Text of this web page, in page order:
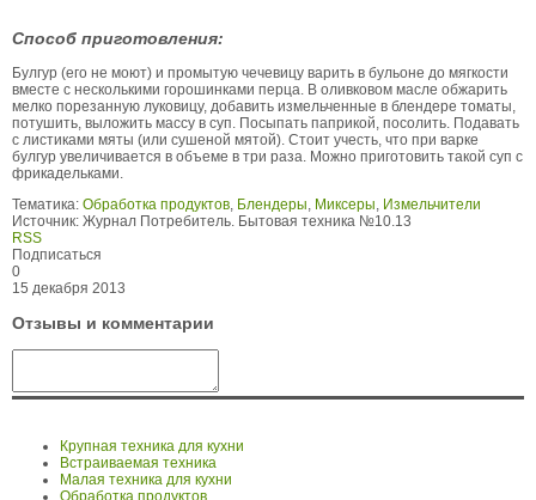
Способ приготовления:
Булгур (его не моют) и промытую чечевицу варить в бульоне до мягкости
вместе с несколькими горошинками перца. В оливковом масле обжарить
мелко порезанную луковицу, добавить измельченные в блендере томаты,
потушить, выложить массу в суп. Посыпать паприкой, посолить. Подавать
с листиками мяты (или сушеной мятой). Стоит учесть, что при варке
булгур увеличивается в объеме в три раза. Можно приготовить такой суп с
фрикадельками.
Тематика: Обработка продуктов, Блендеры, Миксеры, Измельчители
Источник: Журнал Потребитель. Бытовая техника №10.13
RSS
Подписаться
0
15 декабря 2013
Отзывы и комментарии
Крупная техника для кухни
Встраиваемая техника
Малая техника для кухни
Обработка продуктов